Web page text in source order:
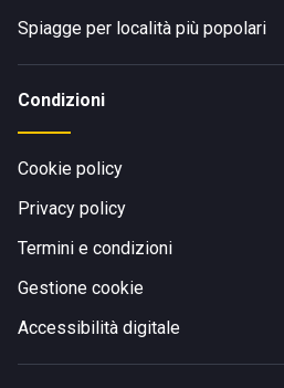
Spiagge per località più popolari
Condizioni
Cookie policy
Privacy policy
Termini e condizioni
Gestione cookie
Accessibilità digitale